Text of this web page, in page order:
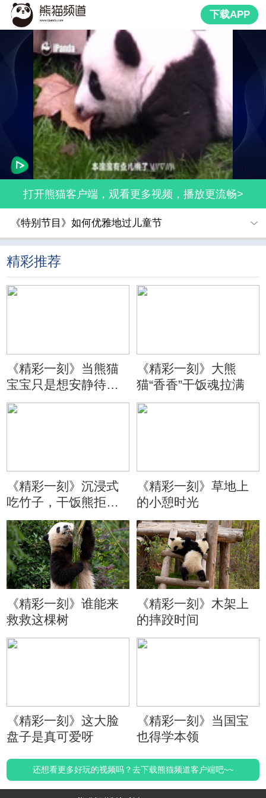
下载APP
打开熊猫客户端，观看更多视频，播放更流畅>
《特别节目》如何优雅地过儿童节
精彩推荐
《精彩一刻》当熊猫
宝宝只是想安静待会
儿
《精彩一刻》大熊
猫“香香”干饭魂拉满
《精彩一刻》沉浸式
吃竹子，干饭熊拒绝
分心
《精彩一刻》草地上
的小憩时光
《精彩一刻》谁能来
救救这棵树
《精彩一刻》木架上
的摔跤时间
《精彩一刻》这大脸
盘子是真可爱呀
《精彩一刻》当国宝
也得学本领
还想看更多好玩的视频吗？去下载熊猫频道客户端吧~~